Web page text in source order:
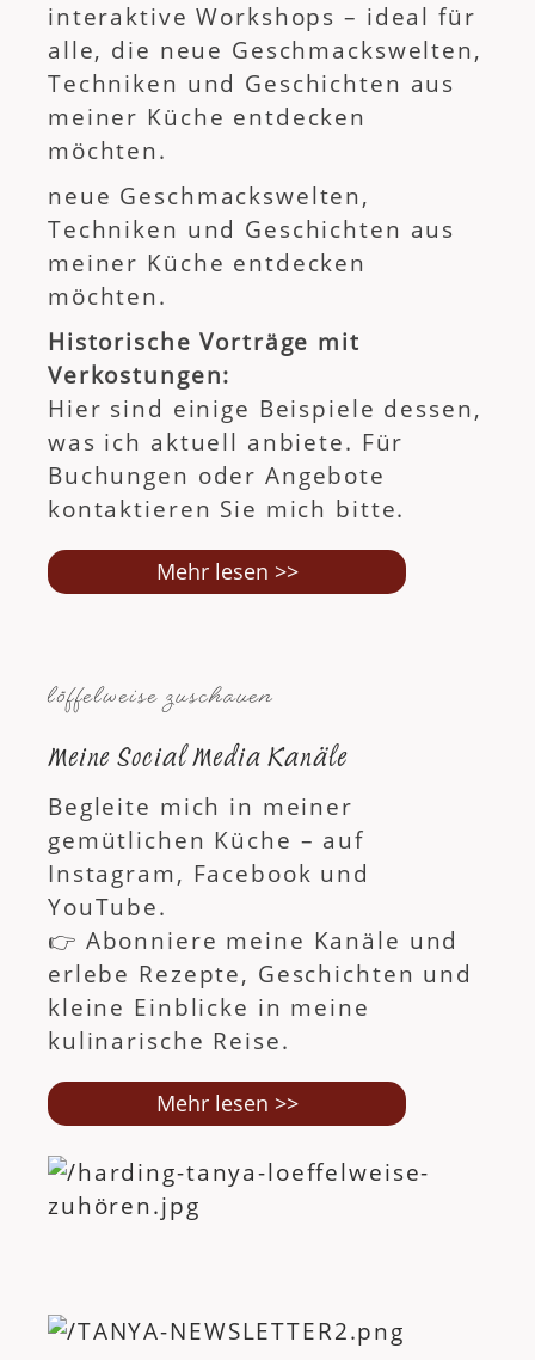
interaktive Workshops – ideal für
alle, die neue Geschmackswelten,
Techniken und Geschichten aus
meiner Küche entdecken
möchten.
neue Geschmackswelten,
Techniken und Geschichten aus
meiner Küche entdecken
möchten.
Historische Vorträge mit
Verkostungen:
Hier sind einige Beispiele dessen,
was ich aktuell anbiete. Für
Buchungen oder Angebote
kontaktieren Sie mich bitte.
Mehr lesen >>
löffelweise zuschauen
Meine Social Media Kanäle
Begleite mich in meiner
gemütlichen Küche – auf
Instagram, Facebook und
YouTube.
👉 Abonniere meine Kanäle und
erlebe Rezepte, Geschichten und
kleine Einblicke in meine
kulinarische Reise.
Mehr lesen >>